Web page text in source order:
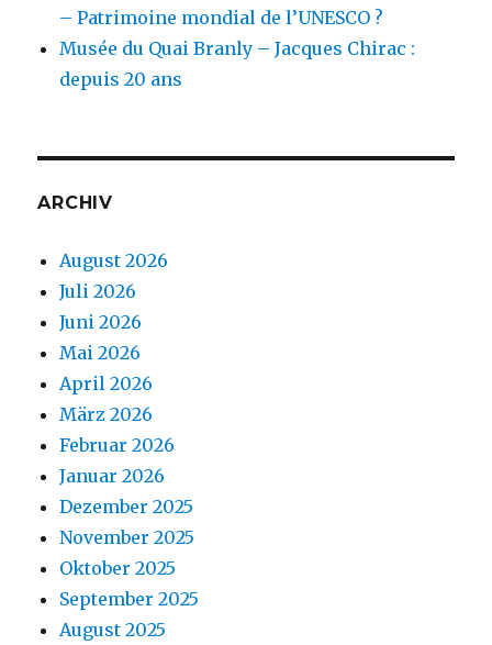
– Patrimoine mondial de l’UNESCO ?
Musée du Quai Branly – Jacques Chirac :
depuis 20 ans
ARCHIV
August 2026
Juli 2026
Juni 2026
Mai 2026
April 2026
März 2026
Februar 2026
Januar 2026
Dezember 2025
November 2025
Oktober 2025
September 2025
August 2025